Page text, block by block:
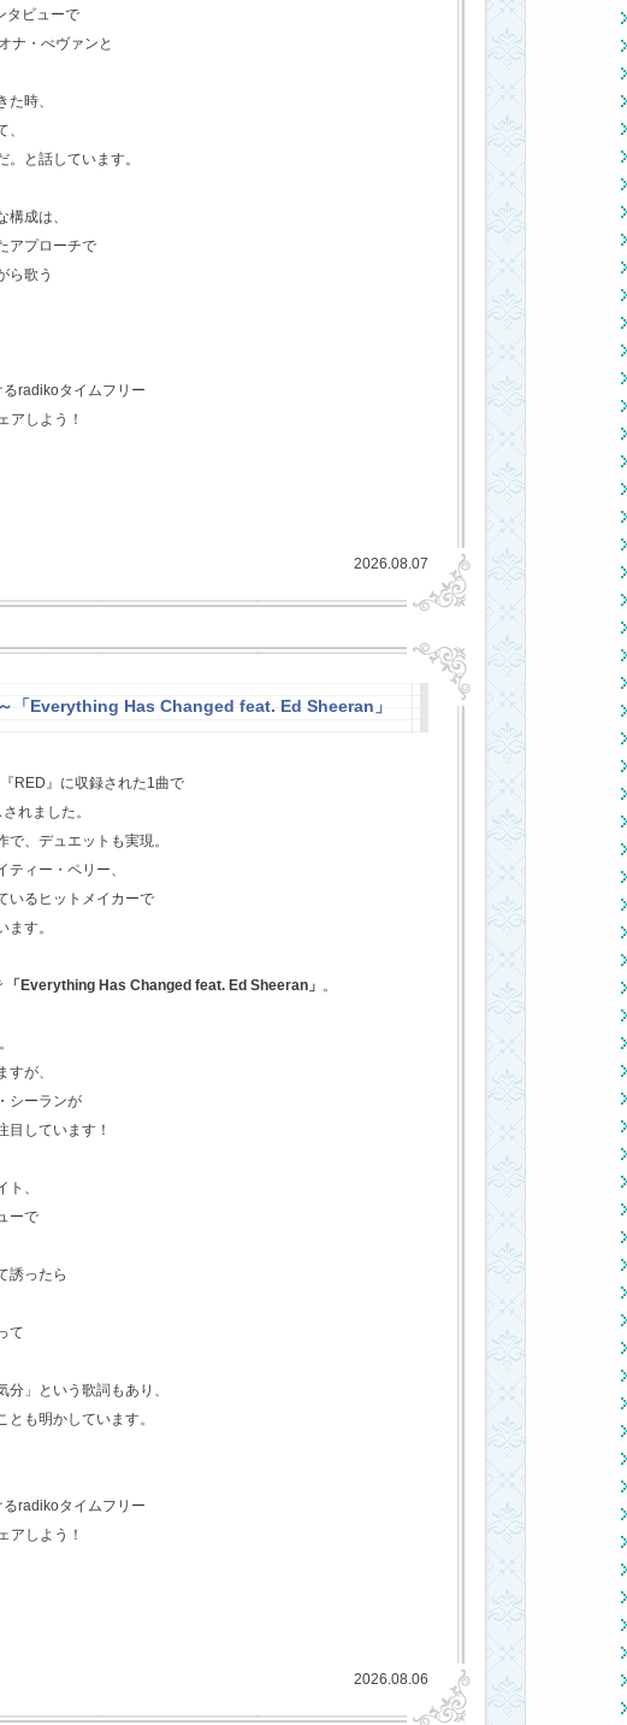
タビューで
ナ・べヴァンと
時、
と話しています。
成は、
アプローチで
ら歌う
radikoタイムフリー
アしよう！
2026.08.07
「Everything Has Changed feat. Ed Sheeran」
RED』に収録された1曲で
れました。
、デュエットも実現。
ィー・ペリー、
いるヒットメイカーで
す。
「Everything Has Changed feat. Ed Sheeran」 。
が、
シーランが
目しています！
、
ーで
誘ったら
て
」という歌詞もあり、
も明かしています。
radikoタイムフリー
アしよう！
2026.08.06